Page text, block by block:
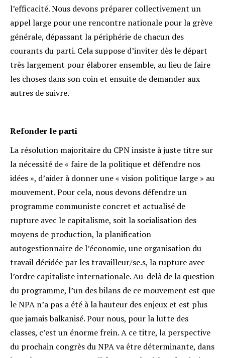
l’efficacité. Nous devons préparer collectivement un
appel large pour une rencontre nationale pour la grève
générale, dépassant la périphérie de chacun des
courants du parti. Cela suppose d’inviter dès le départ
très largement pour élaborer ensemble, au lieu de faire
les choses dans son coin et ensuite de demander aux
autres de suivre.
Refonder le parti
La résolution majoritaire du CPN insiste à juste titre sur
la nécessité de « faire de la politique et défendre nos
idées », d’aider à donner une « vision politique large » au
mouvement. Pour cela, nous devons défendre un
programme communiste concret et actualisé de
rupture avec le capitalisme, soit la socialisation des
moyens de production, la planification
autogestionnaire de l’économie, une organisation du
travail décidée par les travailleur/se.s, la rupture avec
l’ordre capitaliste internationale. Au-delà de la question
du programme, l’un des bilans de ce mouvement est que
le NPA n’a pas a été à la hauteur des enjeux et est plus
que jamais balkanisé. Pour nous, pour la lutte des
classes, c’est un énorme frein. A ce titre, la perspective
du prochain congrès du NPA va être déterminante, dans